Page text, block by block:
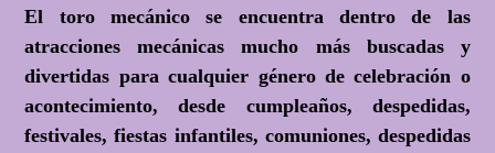
El toro mecánico se encuentra dentro de las
atracciones mecánicas mucho más buscadas y
divertidas para cualquier género de celebración o
acontecimiento, desde cumpleaños, despedidas,
festivales, fiestas infantiles, comuniones, despedidas